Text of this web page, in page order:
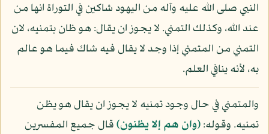
النبي صلى الله عليه وآله من اليهود شاكين في التوراة انها من
عند الله، وكذلك التمني. لا يجوز ان يقال: هو ظان بتمنيه، لان
التمني من المتمني إذا وجد لا يقال فيه شاك فيما هو عالم
به، لأنه ينافي العلم.
والمتمني في حال وجود تمنيه لا يجوز ان يقال هو يظن
تمنيه. وقوله:(وان هم إلا يظنون)قال جميع المفسرين